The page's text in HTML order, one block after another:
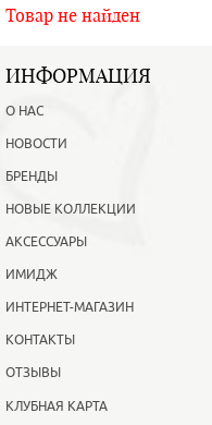
Товар не найден
ИНФОРМАЦИЯ
О НАС
НОВОСТИ
БРЕНДЫ
НОВЫЕ КОЛЛЕКЦИИ
АКСЕССУАРЫ
ИМИДЖ
ИНТЕРНЕТ-МАГАЗИН
КОНТАКТЫ
ОТЗЫВЫ
КЛУБНАЯ КАРТА